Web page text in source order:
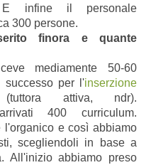
E infine il personale
300 persone.
finora e quante
mediamente 50-60
per l'inserzione
attiva, ndr).
400 curriculum.
e così abbiamo
scegliendoli in base a
All'inizio abbiamo preso